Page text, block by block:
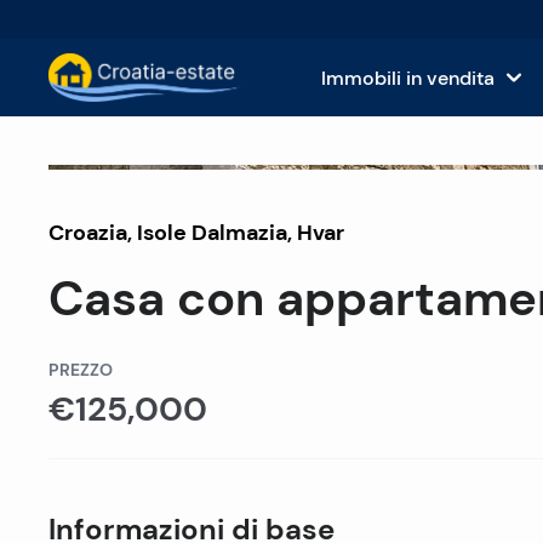
Immobili in vendita
Isole dalmate Immobili in vendita
Costa dalmata Immobili in vendita
Istria e Kvarner Immobili in vendita
Croazia, Isole Dalmazia, Hvar
Casa con
PREZZO
€125,000
Informazioni di base